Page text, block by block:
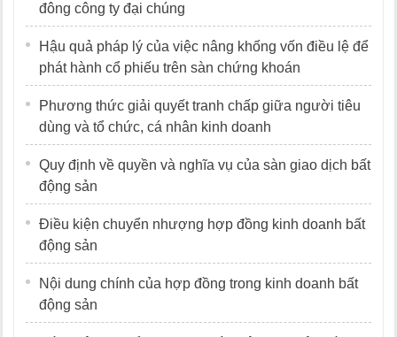
đông công ty đại chúng
Hậu quả pháp lý của việc nâng khống vốn điều lệ để
phát hành cổ phiếu trên sàn chứng khoán
Phương thức giải quyết tranh chấp giữa người tiêu
dùng và tổ chức, cá nhân kinh doanh
Quy định về quyền và nghĩa vụ của sàn giao dịch bất
động sản
Điều kiện chuyển nhượng hợp đồng kinh doanh bất
động sản
Nội dung chính của hợp đồng trong kinh doanh bất
động sản